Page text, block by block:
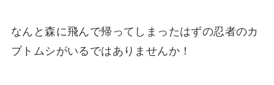
なんと森に飛んで帰ってしまったはずの忍者のカ
ブトムシがいるではありませんか！